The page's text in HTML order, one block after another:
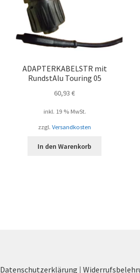
ADAPTERKABELSTR mit
RundstAlu Touring 05
60,93€
inkl. 19 % MwSt.
zzgl.Versandkosten
In den Warenkorb
Datenschutzerklärung |